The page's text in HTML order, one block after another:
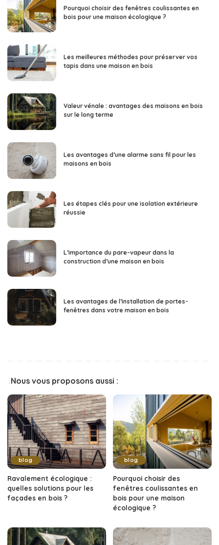
Pourquoi choisir des fenêtres coulissantes en
bois pour une maison écologique ?
Les meilleures méthodes pour préserver vos
tapis dans une maison en bois
Valeur vénale : avantages des maisons en bois
sur le long terme
Les avantages d’une alarme sans fil pour les
maisons en bois
Les étapes clés pour une isolation extérieure
réussie
L’importance du pare-vapeur dans la
construction d’une maison en bois
Les avantages de l’installation de portes-
fenêtres dans votre maison en bois
Nous vous proposons aussi :
blog
Ravalement écologique :
quelles solutions pour les
façades en bois ?
blog
Pourquoi choisir des
fenêtres coulissantes en
bois pour une maison
écologique ?